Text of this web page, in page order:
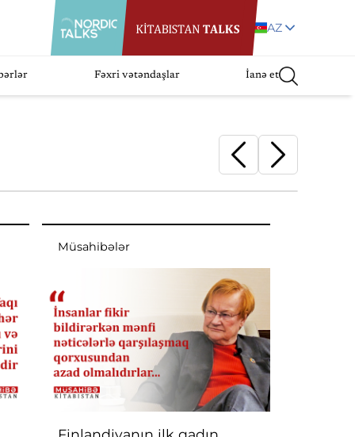
AZ
Fəxri vətəndaşlar İanə et
Müsahibələr